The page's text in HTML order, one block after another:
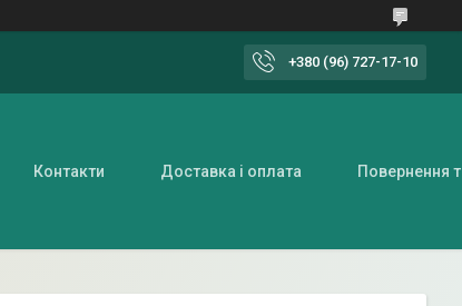
+380 (96) 727-17-10
Контакти Доставка і оплата Повернення